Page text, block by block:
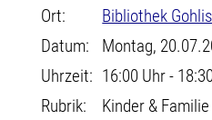
Ort:
Bibliothek Gohlis
Datum:
Montag,
Uhrzeit: 16:00 Uhr -
Rubrik:
Kinder & Familie